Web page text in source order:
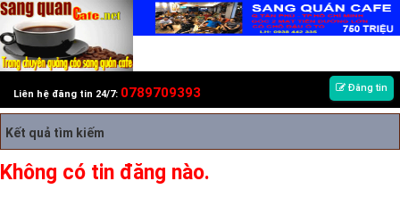
Liên hệ đăng tin 24/7: 0789709393 Đăng tin
Kết quả tìm kiếm
Không có tin đăng nào.